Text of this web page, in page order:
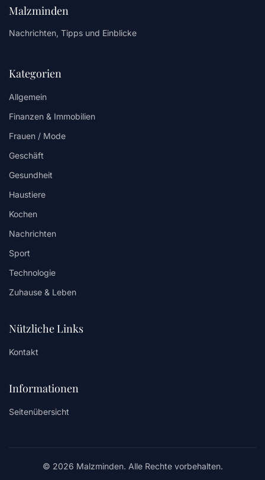
Malzminden
Nachrichten, Tipps und Einblicke
Kategorien
Allgemein
Finanzen & Immobilien
Frauen / Mode
Geschäft
Gesundheit
Haustiere
Kochen
Nachrichten
Sport
Technologie
Zuhause & Leben
Nützliche Links
Kontakt
Informationen
Seitenübersicht
© 2026 Malzminden. Alle Rechte vorbehalten.